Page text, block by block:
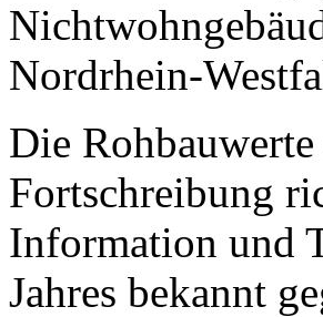
Nordrhein-
Die
Fortschreibung
Information und
Jahres bekannt